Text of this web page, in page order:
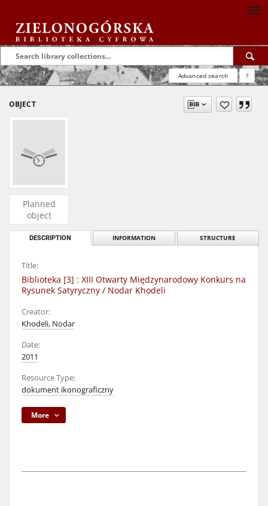
Advanced search ?
OBJECT
Planned
object
DESCRIPTION INFORMATION STRUCTURE
Title:
Biblioteka [3] : XIII Otwarty Międzynarodowy Konkurs na
Rysunek Satyryczny / Nodar Khodeli
Creator:
Khodeli, Nodar
Date:
2011
Resource Type:
dokument ikonograficzny
More